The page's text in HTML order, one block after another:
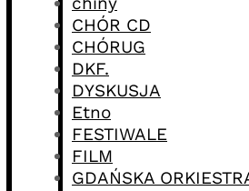
CHÓR CD
CHÓRUG
DKF.
DYSKUSJA
Etno
FESTIWALE
FILM
GDAŃSKA